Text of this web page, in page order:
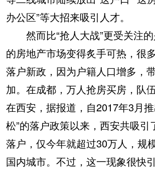
办公区”等大招来吸引人才。
然而比“抢人大战”更受关注的
的房地产市场变得炙手可热，很
落户新政，因为户籍人口增多，
加。在成都，万人抢房买房，队
在西安，据报道，自2017年3月
松”的落户政策以来，西安共吸引
落户，仅今年就超过30万人，规
国内城市。不过，这一现象很快